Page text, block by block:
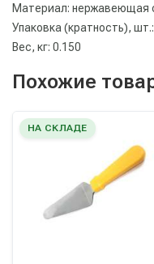
Материал: нержавеющая
Упаковка (кратность), шт.:
Вес, кг: 0.150
Похожие
НА СКЛАДЕ